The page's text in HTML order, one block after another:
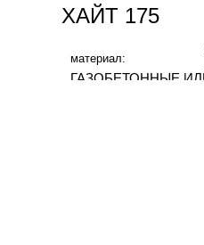
ХАЙТ 175
материал:
ГАЗОБЕТОННЫЕ